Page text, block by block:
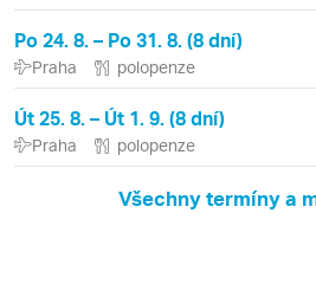
Po 24. 8. – Po 31. 8. (8 dní)
Praha polopenze
Út 25. 8. – Út 1. 9. (8 dní)
Praha polopenze
Všechny termíny a